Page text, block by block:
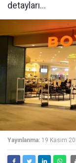
detayları...
Yayınlanma: 19 Kasım